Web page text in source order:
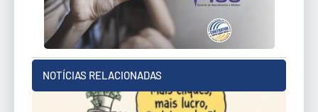
NOTÍCIAS RELACIONADAS